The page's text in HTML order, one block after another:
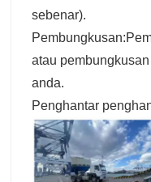
sebenar).
atau
anda.
Penghantar